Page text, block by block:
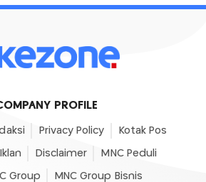
PROFILE
Privacy Policy Kotak Pos
Disclaimer MNC Peduli
Group MNC Group Bisnis